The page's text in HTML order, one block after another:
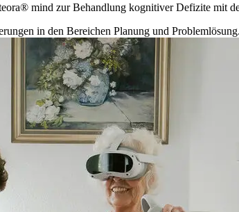
mind zur Behandlung kognitiver Defizite mit
in den Bereichen Planung und Problemlösung.